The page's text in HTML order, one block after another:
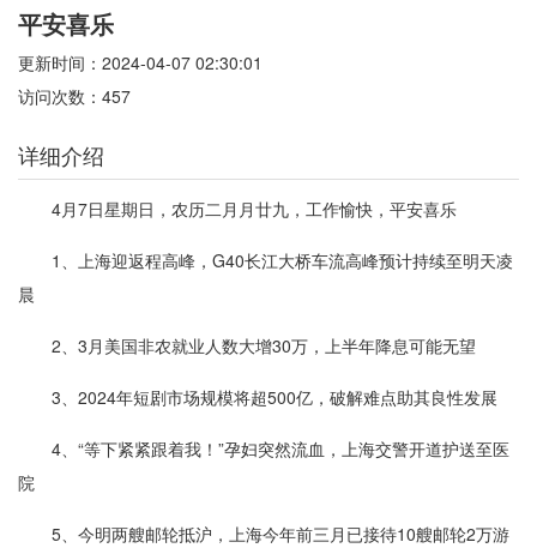
平安喜乐
更新时间：2024-04-07 02:30:01
访问次数：457
详细介绍
4月7日星期日，农历二月月廿九，工作愉快，平安喜乐
1、上海迎返程高峰，G40长江大桥车流高峰预计持续至明天凌
晨
2、3月美国非农就业人数大增30万，上半年降息可能无望
3、2024年短剧市场规模将超500亿，破解难点助其良性发展
4、“等下紧紧跟着我！”孕妇突然流血，上海交警开道护送至医
院
5、今明两艘邮轮抵沪，上海今年前三月已接待10艘邮轮2万游